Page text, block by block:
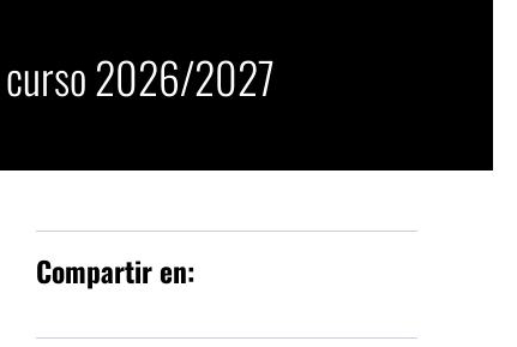
curso 2026/2027
Compartir en: